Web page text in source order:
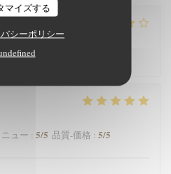
マイズする
シーポリシー
ニュー:
ニュー : 5/5 品質-価格 : 5/5